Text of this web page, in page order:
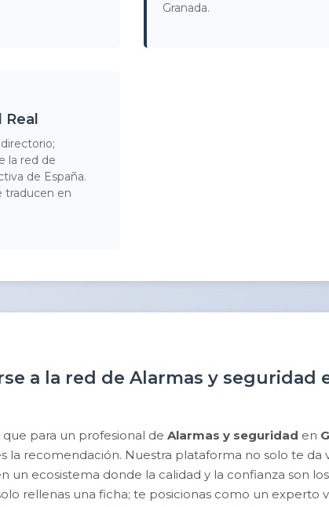
Granada.
la red de
de España.
traducen en
a la red de Alarmas y seguridad
para un profesional de Alarmas y seguridad en
la recomendación. Nuestra plataforma no solo te da
un ecosistema donde la calidad y la confianza son
rellenas una ficha; te posicionas como un experto